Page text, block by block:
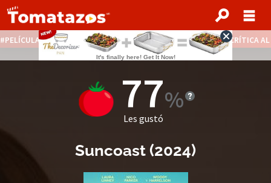
PELÍCULAS STREAMING GRATIS NOTICIAS DESTACADAS CRÍTICA
77
Les gustó
Suncoast (2024)